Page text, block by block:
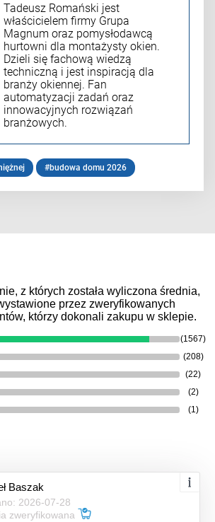
Tadeusz Romański jest
właścicielem firmy Grupa
Magnum oraz pomysłodawcą
hurtowni dla montażysty okien.
Dzieli się fachową wiedzą
techniczną i jest inspiracją dla
branży okiennej. Fan
automatyzacji zadań oraz
innowacyjnych rozwiązań
branżowych.
#budowa domu 2026
z których została wyliczona średnia,
przez zweryfikowanych
którzy dokonali zakupu w sklepie.
(1567)
(208)
(22)
(2)
(1)
Baszak
2026-07-28
zweryfikowana